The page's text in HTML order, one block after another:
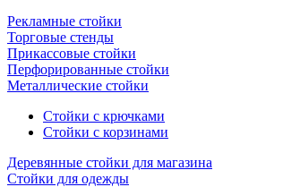
Рекламные стойки
Торговые стенды
Прикассовые стойки
Перфорированные стойки
Металлические стойки
Стойки с крючками
Стойки с корзинами
Деревянные стойки для магазина
Стойки для одежды